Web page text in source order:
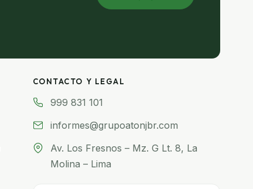
CONTACTO Y LEGAL
999 831 101
informes@grupoatonjbr.com
Av. Los Fresnos – Mz. G Lt. 8, La
Molina – Lima